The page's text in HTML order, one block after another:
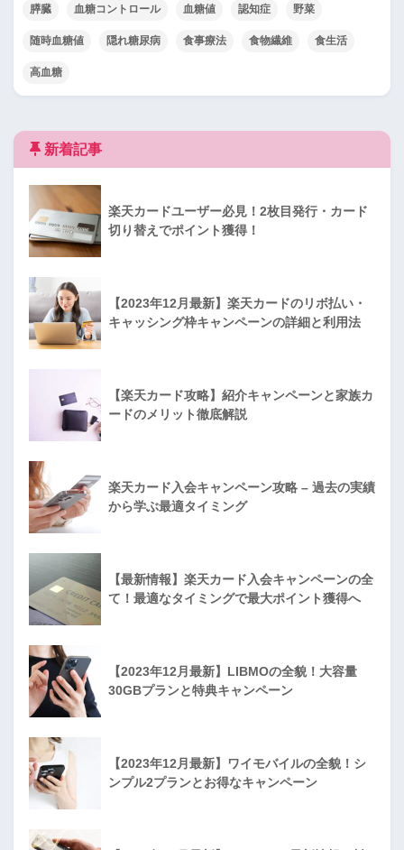
膵臓 血糖コントロール 血糖値 認知症 野菜
随時血糖値 隠れ糖尿病 食事療法 食物繊維 食生活
高血糖
新着記事
楽天カードユーザー必見！2枚目発行・カード
切り替えでポイント獲得！
【2023年12月最新】楽天カードのリボ払い・
キャッシング枠キャンペーンの詳細と利用法
【楽天カード攻略】紹介キャンペーンと家族カ
ードのメリット徹底解説
楽天カード入会キャンペーン攻略 – 過去の実績
から学ぶ最適タイミング
【最新情報】楽天カード入会キャンペーンの全
て！最適なタイミングで最大ポイント獲得へ
【2023年12月最新】LIBMOの全貌！大容量
30GBプランと特典キャンペーン
【2023年12月最新】ワイモバイルの全貌！シ
ンプル2プランとお得なキャンペーン